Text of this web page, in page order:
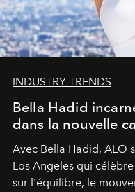
INDUSTRY TRENDS
Bella Hadid
dans la nouvelle
Avec Bella Hadid, ALO
Los Angeles qui
sur l'équilibre, le